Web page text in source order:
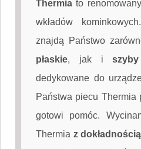
Thermia to
wkładów
znajdą Państwo
płaskie, jak i
dedykowane do
Państwa piecu Thermia
gotowi pomóc.
Thermia z